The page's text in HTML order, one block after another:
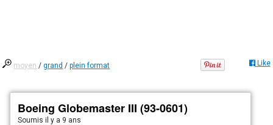
moyen /grand /plein format Like
Boeing Globemaster III (93-0601)
Soumisil y a 9 ans